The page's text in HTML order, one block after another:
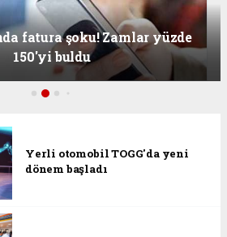
fatura şoku! Zamlar yüzde
150'yi buldu
Yerli otomobil TOGG'da yeni
dönem başladı